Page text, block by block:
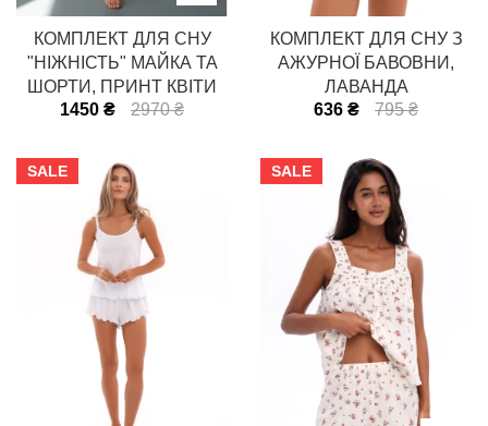
КОМПЛЕКТ ДЛЯ СНУ
"НІЖНІСТЬ" МАЙКА ТА
ШОРТИ, ПРИНТ КВІТИ
1450 ₴
2970 ₴
КОМПЛЕКТ ДЛЯ СНУ З
АЖУРНОЇ БАВОВНИ,
ЛАВАНДА
636 ₴
795 ₴
SALE SALE